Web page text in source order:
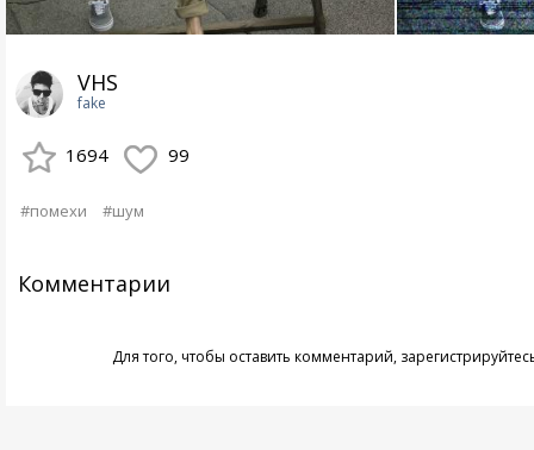
VHS
fake
1694 99
#помехи #шум
Комментарии
Для того, чтобы оставить комментарий,